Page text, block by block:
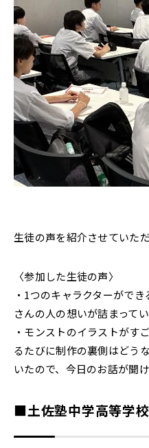
生徒の声を紹介させていただ
〈参加した生徒の声〉
・1つのキャラクターがで
さんの人の想いが詰まって
・モンストのイラストがす
るたびに制作の裏側はどう
いたので、今日のお話が聞
■土佐塾中学高等学校